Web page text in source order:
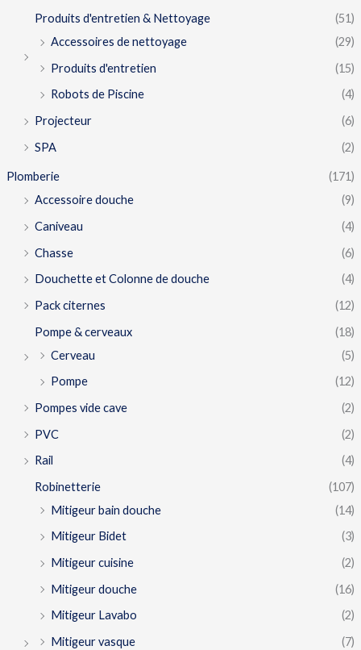
Produits d'entretien & Nettoyage
(51)
Accessoires de nettoyage
(29)
Produits d'entretien
(15)
Robots de Piscine
(4)
Projecteur
(6)
SPA
(2)
Plomberie
(171)
Accessoire douche
(9)
Caniveau
(4)
Chasse
(6)
Douchette et Colonne de douche
(4)
Pack citernes
(12)
Pompe & cerveaux
(18)
Cerveau
(5)
Pompe
(12)
Pompes vide cave
(2)
PVC
(2)
Rail
(4)
Robinetterie
(107)
Mitigeur bain douche
(14)
Mitigeur Bidet
(3)
Mitigeur cuisine
(2)
Mitigeur douche
(16)
Mitigeur Lavabo
(2)
Mitigeur vasque
(7)